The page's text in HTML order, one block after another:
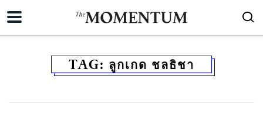
TAG: ลูกเกด ชลธิชา